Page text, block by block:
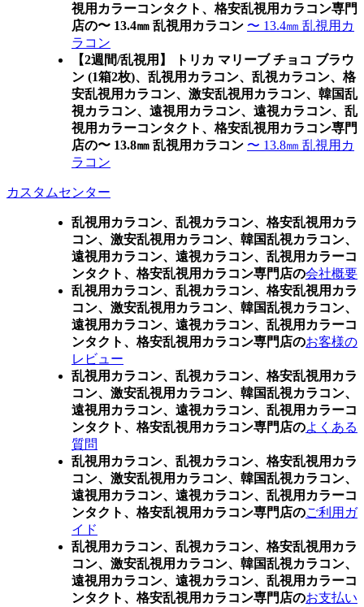
視用カラーコンタクト、格安乱視用カラコン専門
店の〜 13.4㎜ 乱視用カラコン 〜 13.4㎜ 乱視用カ
ラコン
【2週間/乱視用】 トリカ マリーブ チョコ ブラウ
ン (1箱2枚)、乱視用カラコン、乱視カラコン、格
安乱視用カラコン、激安乱視用カラコン、韓国乱
視カラコン、遠視用カラコン、遠視カラコン、乱
視用カラーコンタクト、格安乱視用カラコン専門
店の〜 13.8㎜ 乱視用カラコン 〜 13.8㎜ 乱視用カ
ラコン
カスタムセンター
乱視用カラコン、乱視カラコン、格安乱視用カラ
コン、激安乱視用カラコン、韓国乱視カラコン、
遠視用カラコン、遠視カラコン、乱視用カラーコ
ンタクト、格安乱視用カラコン専門店の会社概要
乱視用カラコン、乱視カラコン、格安乱視用カラ
コン、激安乱視用カラコン、韓国乱視カラコン、
遠視用カラコン、遠視カラコン、乱視用カラーコ
ンタクト、格安乱視用カラコン専門店のお客様の
レビュー
乱視用カラコン、乱視カラコン、格安乱視用カラ
コン、激安乱視用カラコン、韓国乱視カラコン、
遠視用カラコン、遠視カラコン、乱視用カラーコ
ンタクト、格安乱視用カラコン専門店のよくある
質問
乱視用カラコン、乱視カラコン、格安乱視用カラ
コン、激安乱視用カラコン、韓国乱視カラコン、
遠視用カラコン、遠視カラコン、乱視用カラーコ
ンタクト、格安乱視用カラコン専門店のご利用ガ
イド
乱視用カラコン、乱視カラコン、格安乱視用カラ
コン、激安乱視用カラコン、韓国乱視カラコン、
遠視用カラコン、遠視カラコン、乱視用カラーコ
ンタクト、格安乱視用カラコン専門店のお支払い